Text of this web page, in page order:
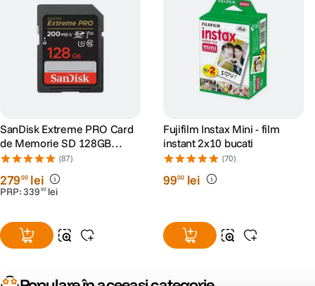
SanDisk Extreme PRO Card
de Memorie SD 128GB
SDXC UHS-I Class 10 U3 V30
+ 2 Ani RescuePRO Deluxe
(87)
27900 lei
PRP:339 90 lei
Fujifilm Instax Mini - film
instant 2x10 bucati
(70)
9900 lei